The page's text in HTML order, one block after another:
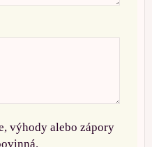
výhody alebo zápory